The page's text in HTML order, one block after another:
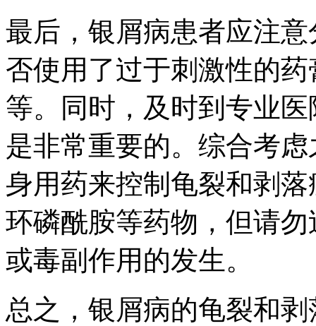
最后，银屑病患者应注
否使用了过于刺激性的
等。同时，及时到专业
是非常重要的。综合考
身用药来控制龟裂和剥
环磷酰胺等药物，但请
或毒副作用的发生。
总之，银屑病的龟裂和